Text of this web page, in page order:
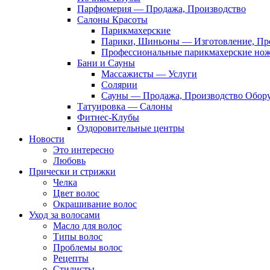
Парфюмерия — Продажа, Производство
Салоны Красоты
Парикмахерские
Парики, Шиньоны — Изготовление,
Профессиональные парикмахерские
Бани и Сауны
Массажисты — Услуги
Солярии
Сауны — Продажа, Производство
Татуировка — Салоны
Фитнес-Клубы
Оздоровительные центры
Новости
Это интересно
Любовь
Прически и стрижки
Челка
Цвет волос
Окрашивание волос
Уход за волосами
Масло для волос
Типы волос
Проблемы волос
Рецепты